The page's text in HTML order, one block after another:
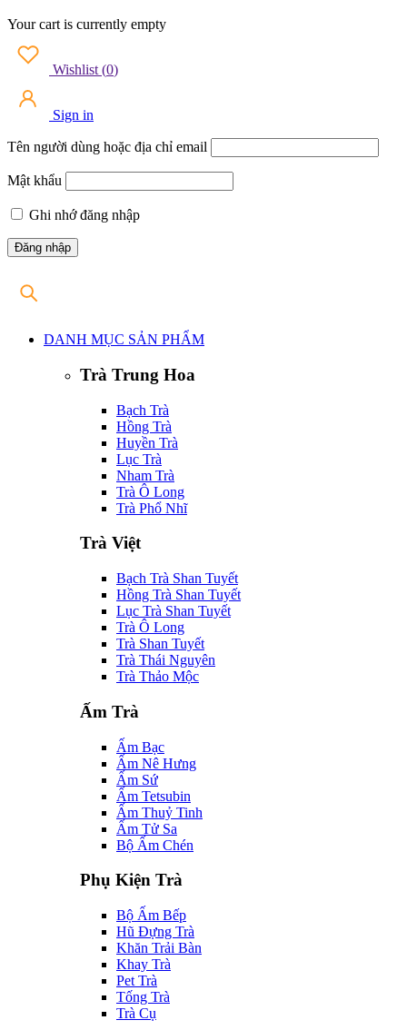
Your cart is currently empty
Wishlist (0)
Sign in
Tên người dùng hoặc địa chỉ email
Mật khẩu
Ghi nhớ đăng nhập
DANH MỤC SẢN PHẨM
Trà Trung Hoa
Bạch Trà
Hồng Trà
Huyền Trà
Lục Trà
Nham Trà
Trà Ô Long
Trà Phổ Nhĩ
Trà Việt
Bạch Trà Shan Tuyết
Hồng Trà Shan Tuyết
Lục Trà Shan Tuyết
Trà Ô Long
Trà Shan Tuyết
Trà Thái Nguyên
Trà Thảo Mộc
Ấm Trà
Ấm Bạc
Ấm Nê Hưng
Ấm Sứ
Ấm Tetsubin
Ấm Thuỷ Tinh
Ấm Tử Sa
Bộ Ấm Chén
Phụ Kiện Trà
Bộ Ấm Bếp
Hũ Đựng Trà
Khăn Trải Bàn
Khay Trà
Pet Trà
Tống Trà
Trà Cụ